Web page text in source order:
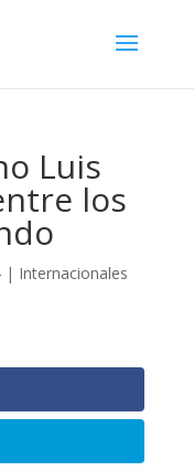
Luis
los
| Internacionales